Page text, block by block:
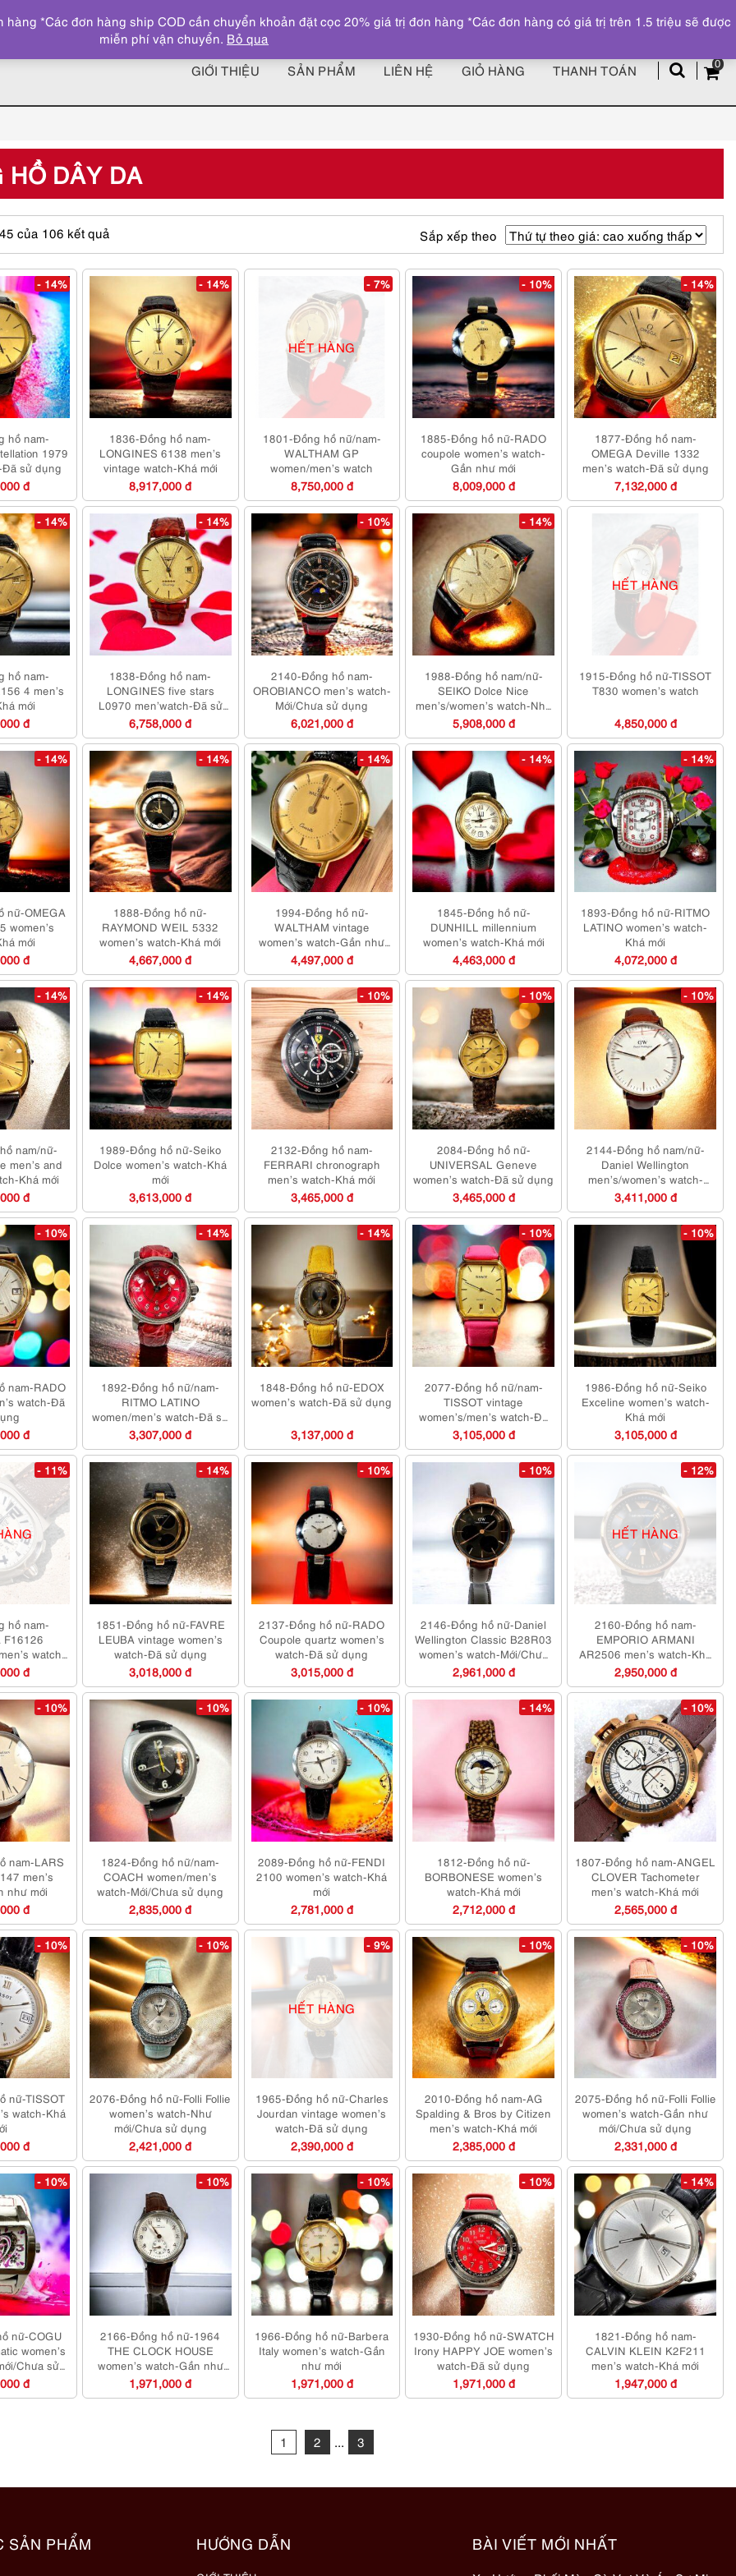
z
0
GIỚI THIỆU SẢN PHẨM LIÊN HỆ GIỎ HÀNG THANH TOÁN
HỒ DÂY DA
của 106 kết quả
sắp
xếp
cao
đến
thấp
Sắp xếp theo
- 14%
hồ nam-
1979
Đã sử dụng
đ
- 14%
1836-Đồng hồ nam-
LONGINES 6138 men’s
vintage watch-Khá mới
8,917,000 đ
HẾT HÀNG
- 7%
1801-Đồng hồ nữ/nam-
WALTHAM GP
women/men’s watch
8,750,000 đ
- 10%
1885-Đồng hồ nữ-RADO
coupole women’s watch-
Gần như mới
8,009,000 đ
- 14%
1877-Đồng hồ nam-
OMEGA Deville 1332
men’s watch-Đã sử dụng
7,132,000 đ
- 14%
hồ nam-
4 men’s
mới
đ
- 14%
1838-Đồng hồ nam-
LONGINES five stars
L0970 men’watch-Đã sử
dụng
6,758,000 đ
- 10%
2140-Đồng hồ nam-
OROBIANCO men’s watch-
Mới/Chưa sử dụng
6,021,000 đ
- 14%
1988-Đồng hồ nam/nữ-
SEIKO Dolce Nice
men’s/women’s watch-Như
mới
5,908,000 đ
HẾT HÀNG
1915-Đồng hồ nữ-TISSOT
T830 women’s watch
4,850,000 đ
- 14%
nữ-OMEGA
women’s
mới
đ
- 14%
1888-Đồng hồ nữ-
RAYMOND WEIL 5332
women’s watch-Khá mới
4,667,000 đ
- 14%
1994-Đồng hồ nữ-
WALTHAM vintage
women’s watch-Gần như
mới
4,497,000 đ
- 14%
1845-Đồng hồ nữ-
DUNHILL millennium
women’s watch-Khá mới
4,463,000 đ
- 14%
1893-Đồng hồ nữ-RITMO
LATINO women’s watch-
Khá mới
4,072,000 đ
- 14%
nam/nữ-
men’s and
Khá mới
đ
- 14%
1989-Đồng hồ nữ-Seiko
Dolce women’s watch-Khá
mới
3,613,000 đ
- 10%
2132-Đồng hồ nam-
FERRARI chronograph
men’s watch-Khá mới
3,465,000 đ
- 10%
2084-Đồng hồ nữ-
UNIVERSAL Geneve
women’s watch-Đã sử dụng
3,465,000 đ
- 10%
2144-Đồng hồ nam/nữ-
Daniel Wellington
men’s/women’s watch-
Mới/Chưa sử dụng
3,411,000 đ
- 10%
nam-RADO
watch-Đã
đ
- 14%
1892-Đồng hồ nữ/nam-
RITMO LATINO
women/men’s watch-Đã sử
dụng
3,307,000 đ
- 14%
1848-Đồng hồ nữ-EDOX
women’s watch-Đã sử dụng
3,137,000 đ
- 10%
2077-Đồng hồ nữ/nam-
TISSOT vintage
women’s/men’s watch-Đã
sử dụng
3,105,000 đ
- 10%
1986-Đồng hồ nữ-Seiko
Exceline women’s watch-
Khá mới
3,105,000 đ
- 11%
hồ nam-
F16126
watch-
đ
- 14%
1851-Đồng hồ nữ-FAVRE
LEUBA vintage women’s
watch-Đã sử dụng
3,018,000 đ
- 10%
2137-Đồng hồ nữ-RADO
Coupole quartz women’s
watch-Đã sử dụng
3,015,000 đ
- 10%
2146-Đồng hồ nữ-Daniel
Wellington Classic B28R03
women’s watch-Mới/Chưa
sử dụng
2,961,000 đ
HẾT HÀNG
- 12%
2160-Đồng hồ nam-
EMPORIO ARMANI
AR2506 men’s watch-Khá
mới
2,950,000 đ
- 10%
nam-LARS
men’s
như mới
đ
- 10%
1824-Đồng hồ nữ/nam-
COACH women/men’s
watch-Mới/Chưa sử dụng
2,835,000 đ
- 10%
2089-Đồng hồ nữ-FENDI
2100 women’s watch-Khá
mới
2,781,000 đ
- 14%
1812-Đồng hồ nữ-
BORBONESE women’s
watch-Khá mới
2,712,000 đ
- 10%
1807-Đồng hồ nam-ANGEL
CLOVER Tachometer
men’s watch-Khá mới
2,565,000 đ
- 10%
nữ-TISSOT
watch-Khá
đ
- 10%
2076-Đồng hồ nữ-Folli Follie
women’s watch-Như
mới/Chưa sử dụng
2,421,000 đ
HẾT HÀNG
- 9%
1965-Đồng hồ nữ-Charles
Jourdan vintage women’s
watch-Đã sử dụng
2,390,000 đ
- 10%
2010-Đồng hồ nam-AG
Spalding & Bros by Citizen
men’s watch-Khá mới
2,385,000 đ
- 10%
2075-Đồng hồ nữ-Folli Follie
women’s watch-Gần như
mới/Chưa sử dụng
2,331,000 đ
- 10%
nữ-COGU
women’s
Chưa sử
đ
- 10%
2166-Đồng hồ nữ-1964
THE CLOCK HOUSE
women’s watch-Gần như
mới
1,971,000 đ
- 10%
1966-Đồng hồ nữ-Barbera
Italy women’s watch-Gần
như mới
1,971,000 đ
- 10%
1930-Đồng hồ nữ-SWATCH
Irony HAPPY JOE women’s
watch-Đã sử dụng
1,971,000 đ
- 14%
1821-Đồng hồ nam-
CALVIN KLEIN K2F211
men’s watch-Khá mới
1,947,000 đ
1 2 ... 3
SẢN PHẨM HƯỚNG DẪN BÀI VIẾT MỚI NHẤT
*Các đơn hàng ship COD cần chuyển khoản đặt cọc 20% giá trị đơn hàng *Các đơn hàng có giá trị trên 1.5 triệu sẽ được
miễn phí vận chuyển. Bỏ qua